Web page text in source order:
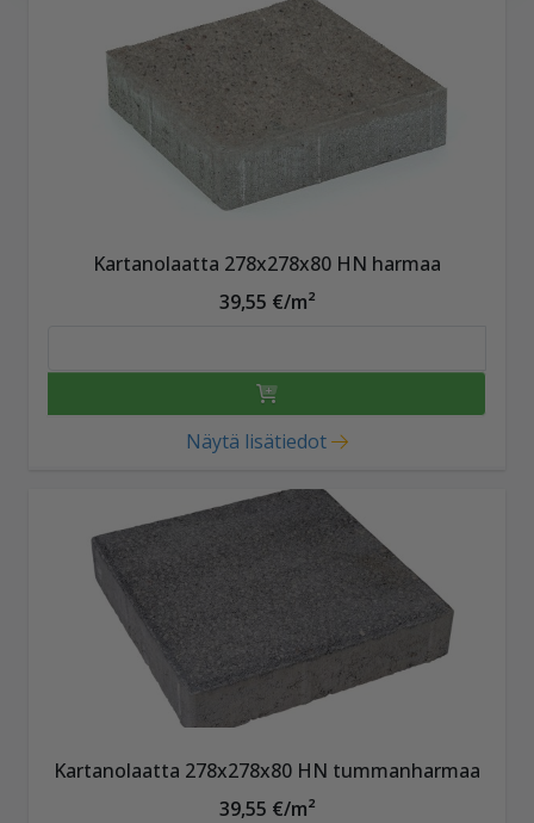
Kartanolaatta 278x278x80 HN harmaa
39,55 €/m²
Näytä lisätiedot
Kartanolaatta 278x278x80 HN tummanharmaa
39,55 €/m²